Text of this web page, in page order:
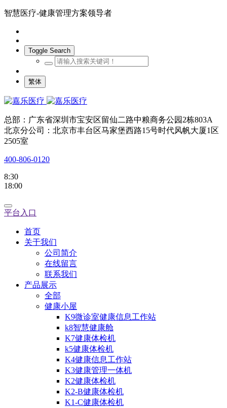
智慧医疗-健康管理方案领导者
Toggle Search
繁体
总部：广东省深圳市宝安区留仙二路中粮商务公园2栋803A
北京分公司：北京市丰台区马家堡西路15号时代风帆大厦1区
2505室
400-806-0120
8:30
18:00
平台入口
首页
关于我们
公司简介
在线留言
联系我们
产品展示
全部
健康小屋
K9微诊室健康信息工作站
k8智慧健康舱
K7健康体检机
k5健康体检机
K4健康信息工作站
K3健康管理一体机
K2健康体检机
K2-B健康体检机
K1-C健康体检机